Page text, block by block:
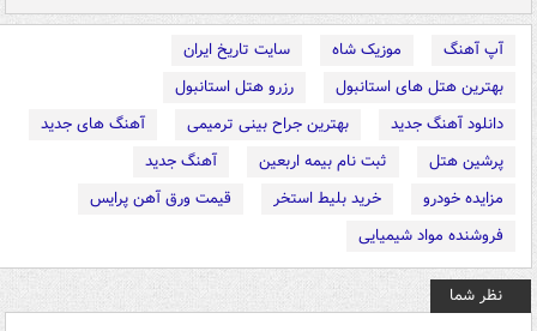
آپ آهنگ موزیک شاه
سایت تاریخ ایران
بهترین هتل های استانبول
رزرو هتل استانبول
دانلود آهنگ جدید
بهترین جراح بینی ترمیمی
آهنگ های جدید
پرشین هتل
ثبت نام بیمه اربعین
آهنگ جدید
مزایده خودرو
خرید بلیط استخر
قیمت ورق آهن پرایس
فروشنده مواد شیمیایی
نظر شما